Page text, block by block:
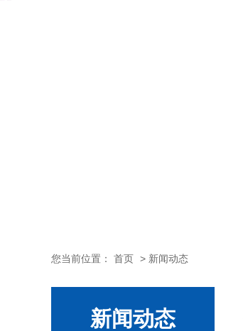
您当前位置： 首页 > 新闻动态
新闻动态